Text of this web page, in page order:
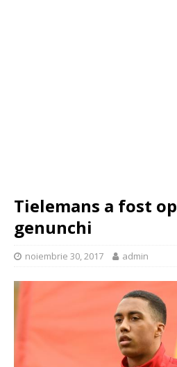
Tielemans a fost
genunchi
noiembrie 30, 2017 admin